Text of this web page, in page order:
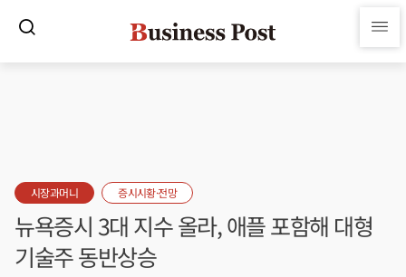
시장과머니 증시시황·전망
뉴욕증시 3대 지수 올라, 애플 포함해 대형
기술주 동반상승